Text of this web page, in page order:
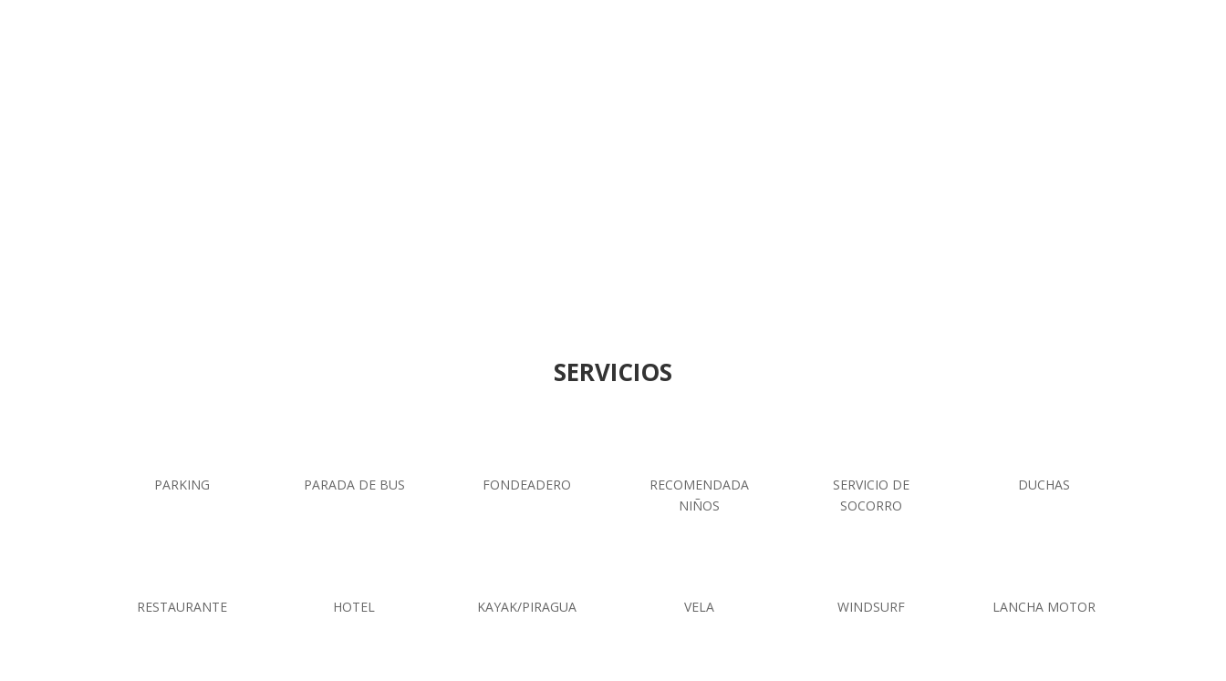
SERVICIOS
PARKING PARADA DE BUS FONDEADERO
RECOMENDADA
NIÑOS
SERVICIO DE
SOCORRO
DUCHAS
RESTAURANTE HOTEL KAYAK/PIRAGUA VELA WINDSURF LANCHA MOTOR